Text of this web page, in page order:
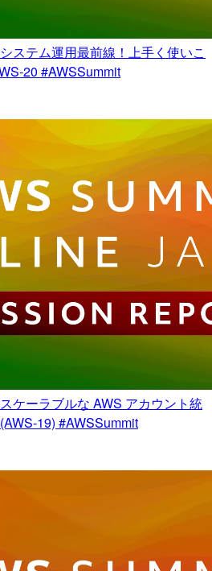
ステム運用最前線！上手く使いこ
20 #AWSSummit
ケーラブルな AWS アカウント統
19) #AWSSummit